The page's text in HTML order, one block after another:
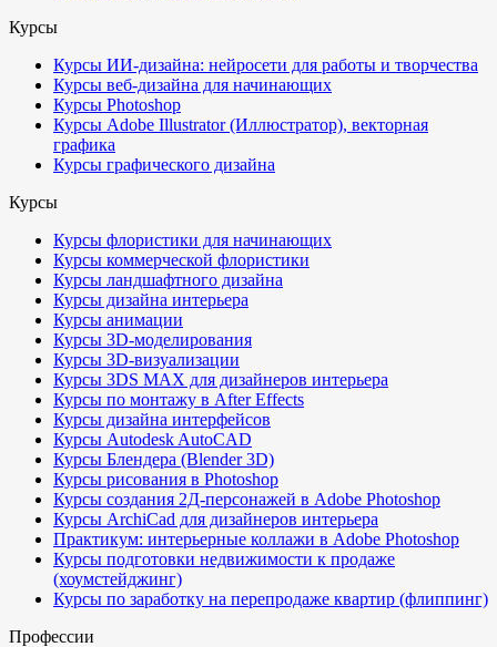
Курсы
Курсы ИИ-дизайна: нейросети для работы и творчества
Курсы веб-дизайна для начинающих
Курсы Photoshop
Курсы Adobe Illustrator (Иллюстратор), векторная
графика
Курсы графического дизайна
Курсы
Курсы флористики для начинающих
Курсы коммерческой флористики
Курсы ландшафтного дизайна
Курсы дизайна интерьера
Курсы анимации
Курсы 3D-моделирования
Курсы 3D-визуализации
Курсы 3DS MAX для дизайнеров интерьера
Курсы по монтажу в After Effects
Курсы дизайна интерфейсов
Курсы Autodesk AutoCAD
Курсы Блендера (Blender 3D)
Курсы рисования в Photoshop
Курсы создания 2Д-персонажей в Adobe Photoshop
Курсы ArchiCad для дизайнеров интерьера
Практикум: интерьерные коллажи в Adobe Photoshop
Курсы подготовки недвижимости к продаже
(хоумстейджинг)
Курсы по заработку на перепродаже квартир (флиппинг)
Профессии